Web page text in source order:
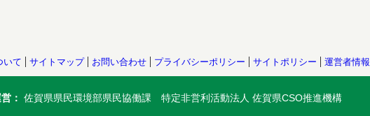
いて サイトマップ お問い合わせ プライバシーポリシー サイトポリシー 運営者情報
： 佐賀県県民環境部県民協働課 特定非営利活動法人 佐賀県CSO推進機構